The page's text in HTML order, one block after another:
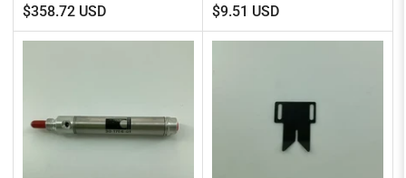
Precio
regular
$358.72 USD
Precio
regular
$9.51 USD